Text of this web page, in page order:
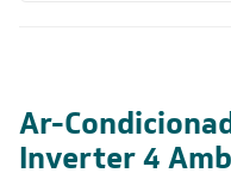
Ar-
Inverter 4